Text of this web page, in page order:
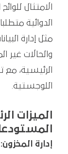
الامتثال
مثل إدارة
والحالات غير
الرئيسية،
اللوجستية.
إدارة المخزون: